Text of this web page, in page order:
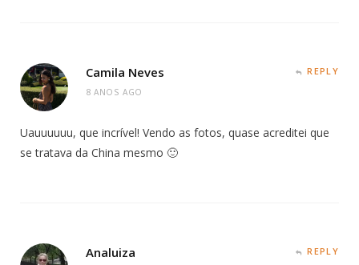
Camila Neves
8 ANOS AGO
REPLY
Uauuuuuu, que incrível! Vendo as fotos, quase acreditei que
se tratava da China mesmo 🙂
Analuiza REPLY